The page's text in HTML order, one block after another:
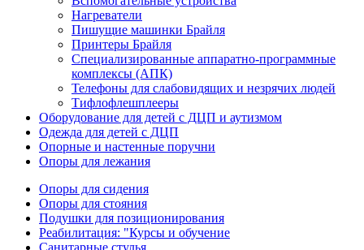
Нагреватели
Пишущие машинки Брайля
Принтеры Брайля
Специализированные аппаратно-программные
комплексы (АПК)
Телефоны для слабовидящих и незрячих людей
Тифлофлешплееры
Оборудование для детей с ДЦП и аутизмом
Одежда для детей с ДЦП
Опорные и настенные поручни
Опоры для лежания
Опоры для сидения
Опоры для стояния
Подушки для позиционирования
Реабилитация: "Курсы и обучение
Санитарные стулья